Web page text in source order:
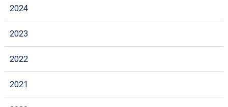
2024
2023
2022
2021